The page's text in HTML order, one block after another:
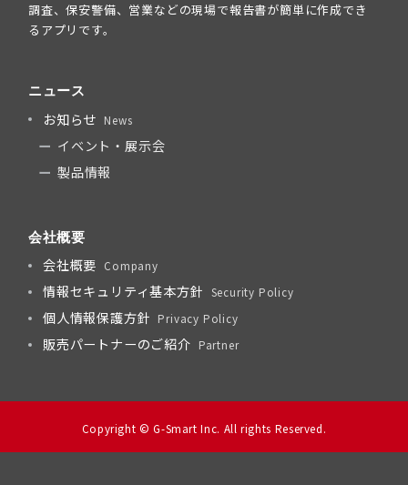
調査、保安警備、営業などの現場で報告書が簡単に作成でき
るアプリです。
ニュース
お知らせ News
イベント・展示会
製品情報
会社概要
会社概要 Company
情報セキュリティ基本方針 Security Policy
個人情報保護方針 Privacy Policy
販売パートナーのご紹介 Partner
Copyright © G-Smart Inc. All rights Reserved.